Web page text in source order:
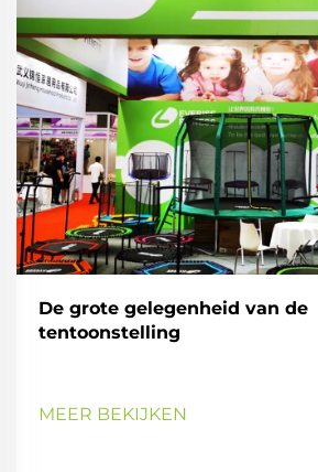
De grote gelegenheid van de
tentoonstelling
MEER BEKIJKEN